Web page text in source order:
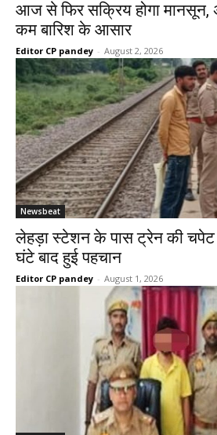
आज से फिर सक्रिय होगा
कम बारिश के आसार
Editor CP pandey - August 2, 2026
Newsbeat
लेहड़ा स्टेशन के पास ट्रेन की
घंटे बाद हुई पहचान
Editor CP pandey - August 1, 2026